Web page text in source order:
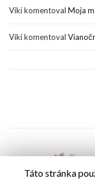
Vikikomentoval Moja
Vikikomentoval
Táto stránka